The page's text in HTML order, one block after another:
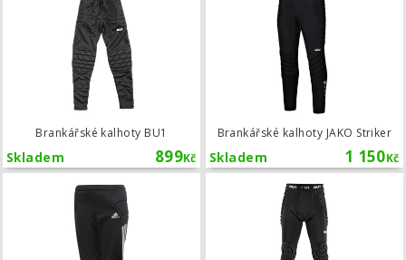
Brankářské kalhoty BU1
899Kč
Skladem
Brankářské kalhoty JAKO Striker
1 150Kč
Skladem
Dětské brankářské 3/4 kalhoty